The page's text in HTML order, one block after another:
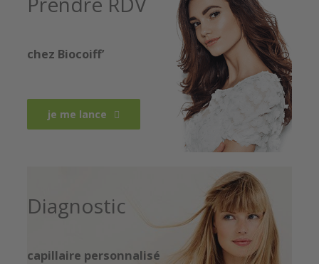
chez Biocoiff’
je me lance
Diagnostic
capillaire personnalisé